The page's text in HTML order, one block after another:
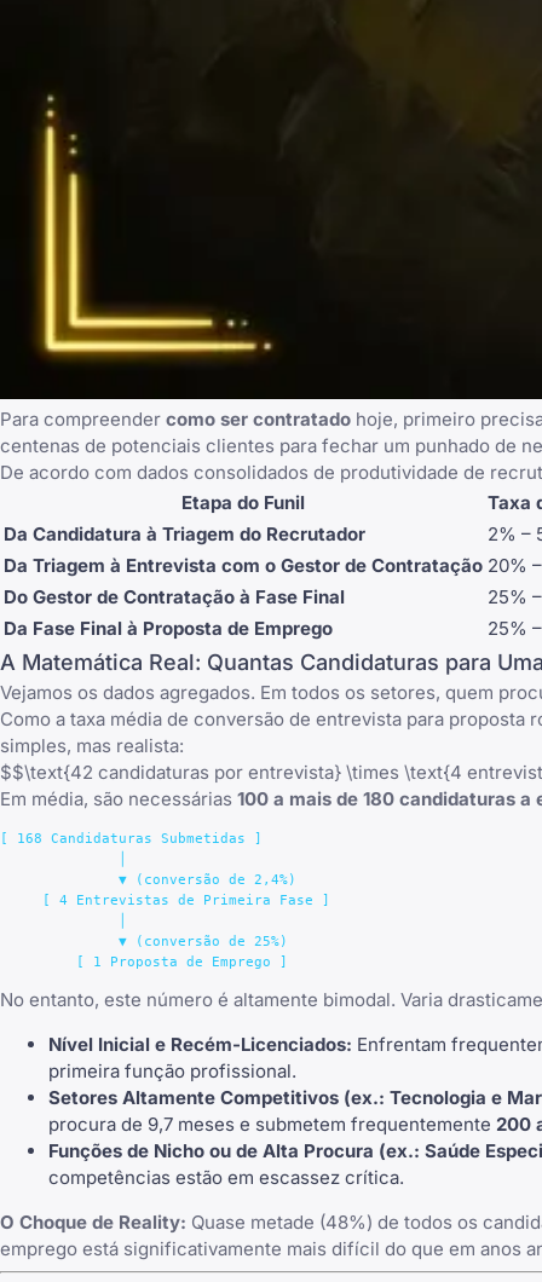
Para compreender como ser contratado hoje, primeiro
centenas de potenciais clientes para fechar um punhado de
De acordo com dados consolidados de produtividade de
Etapa do Funil
Taxa
Da Candidatura à Triagem do Recrutador
2% –
Da Triagem à Entrevista com o Gestor de Contratação 20%
Do Gestor de Contratação à Fase Final
25%
Da Fase Final à Proposta de Emprego
25%
A Matemática Real: Quantas Candidaturas para
Vejamos os dados agregados. Em todos os setores, quem
Como a taxa média de conversão de entrevista para
simples, mas realista:
$$\text{42 candidaturas por entrevista} \times \text{4
Em média, são necessárias 100 a mais de 180 candidaturas a
[ 168 Candidaturas Submetidas ]
              ▼ (conversão de 2,4%)
     [ 4 Entrevistas de Primeira Fase ]
              ▼ (conversão de 25%)
No entanto, este número é altamente bimodal. Varia
Nível Inicial e Recém-Licenciados: Enfrentam
primeira função profissional.
Setores Altamente Competitivos (ex.: Tecnologia e
procura de 9,7 meses e submetem frequentemente 200
Funções de Nicho ou de Alta Procura (ex.: Saúde
competências estão em escassez crítica.
O Choque de Reality: Quase metade (48%) de todos os
emprego está significativamente mais difícil do que em anos